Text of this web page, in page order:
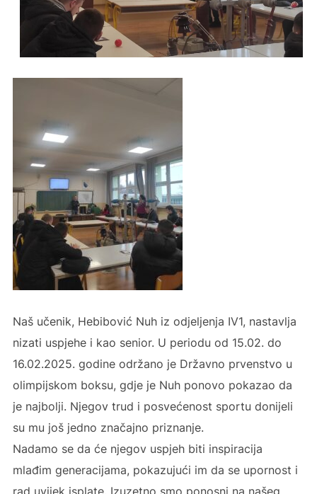
Naš učenik, Hebibović Nuh iz odjeljenja IV1, nastavlja
nizati uspjehe i kao senior. U periodu od 15.02. do
16.02.2025. godine održano je Državno prvenstvo u
olimpijskom boksu, gdje je Nuh ponovo pokazao da
je najbolji. Njegov trud i posvećenost sportu donijeli
su mu još jedno značajno priznanje.
Nadamo se da će njegov uspjeh biti inspiracija
mlađim generacijama, pokazujući im da se upornost i